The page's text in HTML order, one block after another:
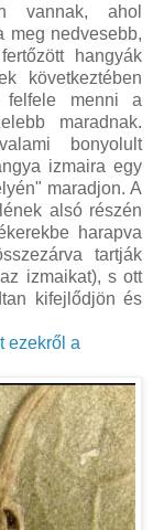
vannak, ahol
meg nedvesebb,
hangyák
következtében
felfele menni a
maradnak.
bonyolult
izmaira egy
maradjon. A
alsó részén
harapva
tartják
izmaikat), s ott
kifejlődjön és
ezekről a